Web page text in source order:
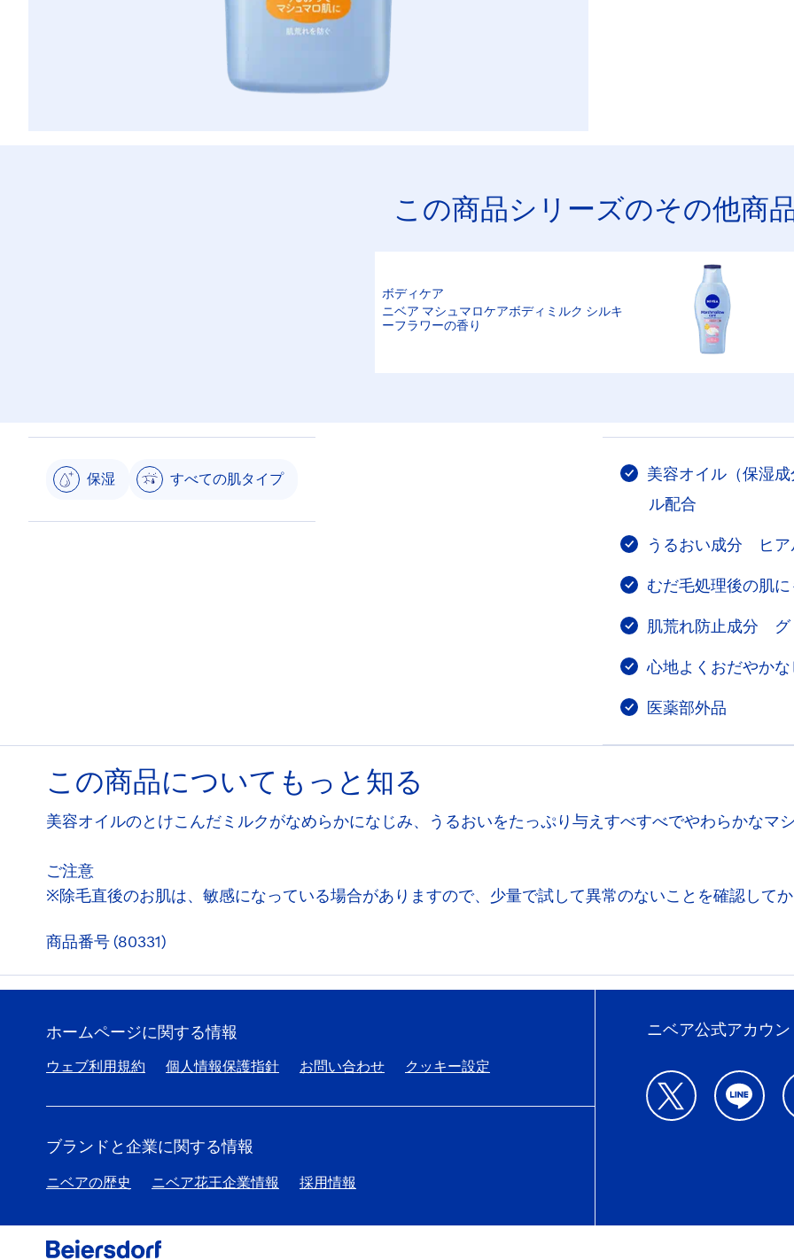
この商品シリーズのその他商
ボディケア
ニベア マシュマロケアボディミルク シルキ
ーフラワーの香り
保湿 すべての肌タイプ
美容オイル（保湿
ル配合
うるおい成分 ヒア
むだ毛処理後の肌
肌荒れ防止成分 グ
心地よくおだやか
医薬部外品
この商品についてもっと知る
美容オイルのとけこんだミルクがなめらかになじみ、うるおいをたっぷり与えすべすべでやわらかなマ
ご注意
※除毛直後のお肌は、敏感になっている場合がありますので、少量で試して異常のないことを確認して
商品番号 (80331)
ホームページに関する情報
ウェブ利用規約 個人情報保護指針 お問い合わせ クッキー設定
ブランドと企業に関する情報
ニベアの歴史 ニベア花王企業情報 採用情報
ニベア公式アカウン